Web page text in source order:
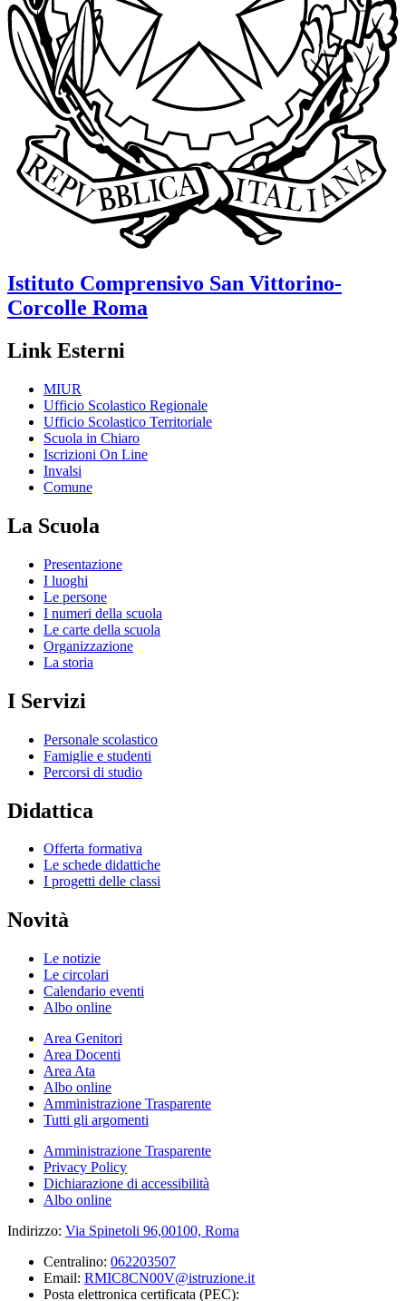
Istituto Comprensivo San Vittorino-
Corcolle Roma
Link Esterni
MIUR
Ufficio Scolastico Regionale
Ufficio Scolastico Territoriale
Scuola in Chiaro
Iscrizioni On Line
Invalsi
Comune
La Scuola
Presentazione
I luoghi
Le persone
I numeri della scuola
Le carte della scuola
Organizzazione
La storia
I Servizi
Personale scolastico
Famiglie e studenti
Percorsi di studio
Didattica
Offerta formativa
Le schede didattiche
I progetti delle classi
Novità
Le notizie
Le circolari
Calendario eventi
Albo online
Area Genitori
Area Docenti
Area Ata
Albo online
Amministrazione Trasparente
Tutti gli argomenti
Amministrazione Trasparente
Privacy Policy
Dichiarazione di accessibilità
Albo online
Indirizzo: Via Spinetoli 96,00100, Roma
Centralino: 062203507
Email: RMIC8CN00V@istruzione.it
Posta elettronica certificata (PEC):